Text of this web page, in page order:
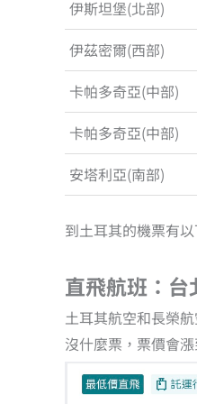
伊斯坦堡(北部)
伊茲密爾(西部)
卡帕多奇亞(中部)
卡帕多奇亞(中部)
安塔利亞(南部)
到土耳其的機票有
直飛航班：台
土耳其航空和長榮
沒什麼票，票價會